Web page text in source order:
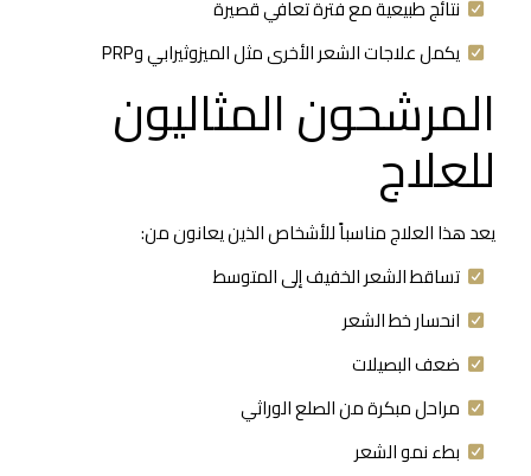
نتائج طبيعية مع فترة تعافي قصيرة
يكمل علاجات الشعر الأخرى مثل الميزوثيرابي وPRP
المرشحون المثاليون
للعلاج
يعد هذا العلاج مناسباً للأشخاص الذين يعانون من:
تساقط الشعر الخفيف إلى المتوسط
انحسار خط الشعر
ضعف البصيلات
مراحل مبكرة من الصلع الوراثي
بطء نمو الشعر